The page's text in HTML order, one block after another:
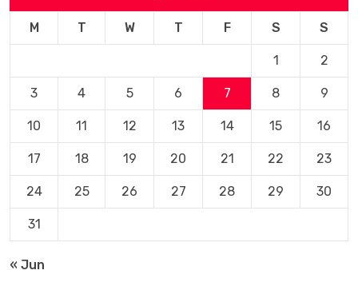
M T W T F S S
1 2
3 4 5 6 7 8 9
10 11 12 13 14 15 16
17 18 19 20 21 22 23
24 25 26 27 28 29 30
31
« Jun